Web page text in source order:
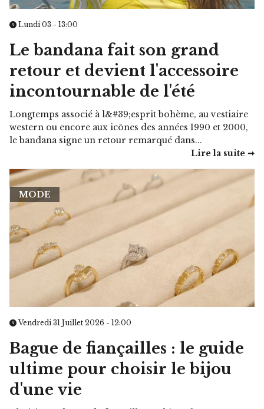
Lundi 03 - 13:00
Le bandana fait son grand
retour et devient l'accessoire
incontournable de l'été
Longtemps associé à l&#39;esprit bohème, au vestiaire
western ou encore aux icônes des années 1990 et 2000,
le bandana signe un retour remarqué dans...
Lire la suite ➞
MODE
Vendredi 31 Juillet 2026 - 12:00
Bague de fiançailles : le guide
ultime pour choisir le bijou
d'une vie